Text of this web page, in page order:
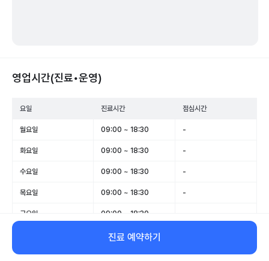
영업시간(진료•운영)
요일 진료시간 점심시간
월요일 09:00 ~ 18:30 -
화요일 09:00 ~ 18:30 -
수요일 09:00 ~ 18:30 -
목요일 09:00 ~ 18:30 -
금요일 09:00 ~ 18:30
09:00 ~ 13:00
일요일 휴무 -
진료 예약하기